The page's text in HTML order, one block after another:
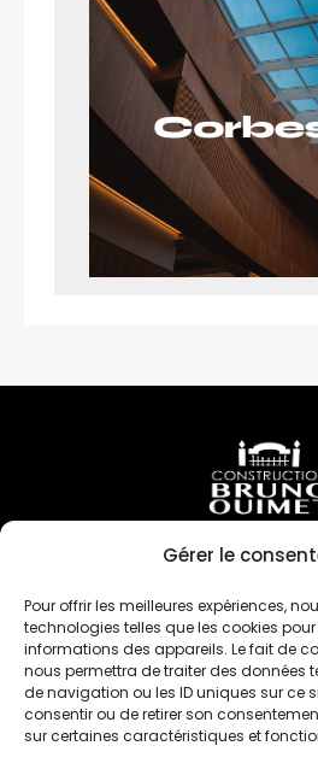
Gérer le
Pour offrir les meilleures expériences,
technologies telles que les cookies
informations des appareils. Le fait de
nous permettra de traiter des données
de navigation ou les ID uniques sur ce
consentir ou de retirer son
sur certaines caractéristiques et
Politique de confidentialité
Téléphone
514-258-
514-603-
Courriel —